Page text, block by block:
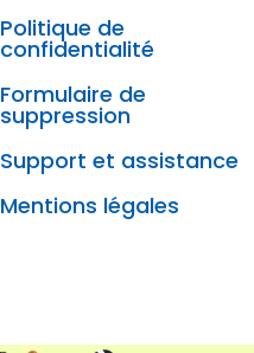
Politique de
confidentialité
Formulaire de
suppression
Support et assistance
Mentions légales